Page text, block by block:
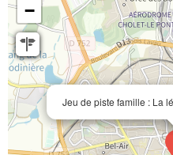
Jeu de piste famille : La
−